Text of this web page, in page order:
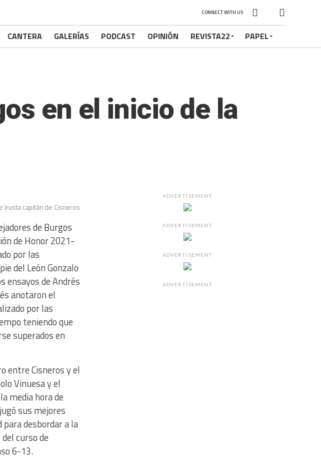
CONNECT WITH US
CANTERA GALERÍAS PODCAST OPINIÓN REVISTA22 PAPEL
en el inicio de la
Irusta capitán de Cisneros
de Burgos
de Honor 2021-
por las
del León Gonzalo
ensayos de Andrés
anotaron el
por las
teniendo que
superados en
entre Cisneros y el
Vinuesa y el
media hora de
sus mejores
desbordar a la
curso de
6-13.
ADVERTISEMENT
ADVERTISEMENT
ADVERTISEMENT
ADVERTISEMENT